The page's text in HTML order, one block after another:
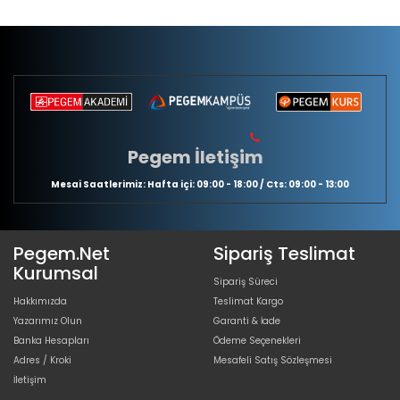
Pegem İletişim
Mesai Saatlerimiz: Hafta içi: 09:00 - 18:00 / Cts: 09:00 - 13:00
Pegem.Net
Kurumsal
Hakkımızda
Yazarımız Olun
Banka Hesapları
Adres / Kroki
İletişim
Sipariş Teslimat
Sipariş Süreci
Teslimat Kargo
Garanti & İade
Ödeme Seçenekleri
Mesafeli Satış Sözleşmesi